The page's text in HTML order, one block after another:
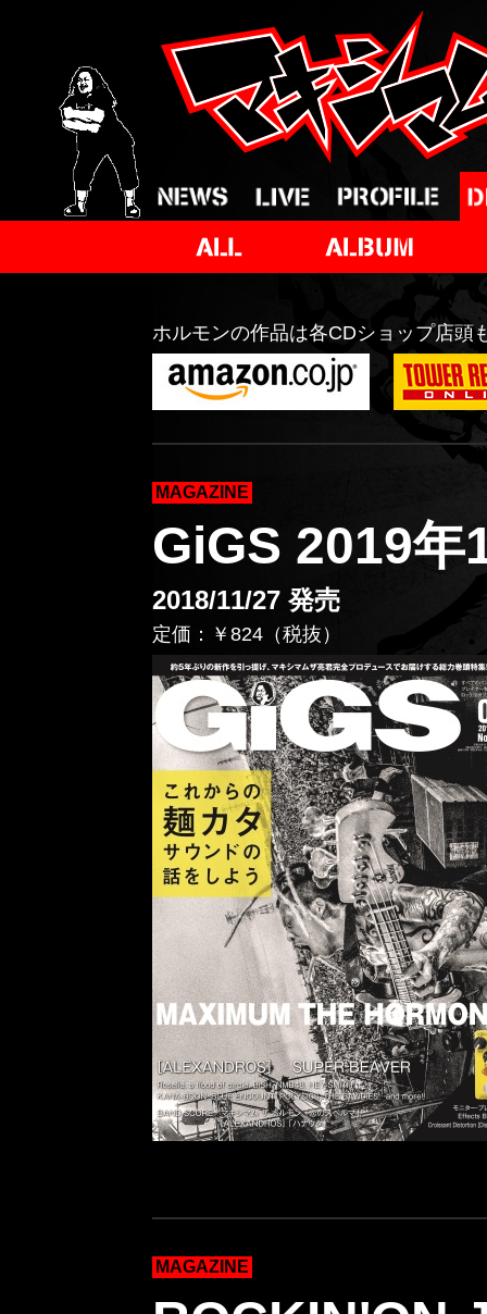
ホルモンの作品は各CDショップ店頭
MAGAZINE
GiGS 2019年
2018/11/27 発売
定価：￥824（税抜）
MAGAZINE